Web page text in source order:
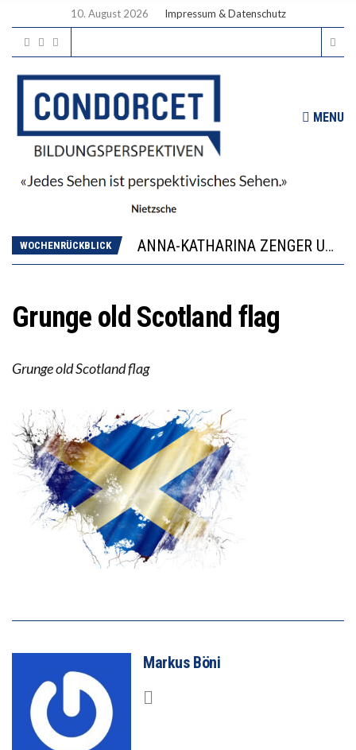
10. August 2026 Impressum & Datenschutz
MENU
WOCHENRÜCKBLICK
ANNA-KATHARINA ZENGER UND IHRE VERFASSUNGSKENNTNISSE
“VIEL ZU VIELE SCHÜLER, DIE GEMESSEN AN IHREN FÄHIGKEITEN GAR NICHT ANS GYMNASIUM GEHÖREN”
Grunge old Scotland flag
Grunge old Scotland flag
Markus Böni